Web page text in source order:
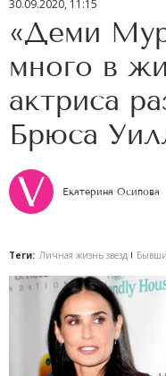
30.09.2020, 11:15
«Деми
много в
актриса
Брюса
Екатерина Осипова
Теги: Личная жизнь звезд